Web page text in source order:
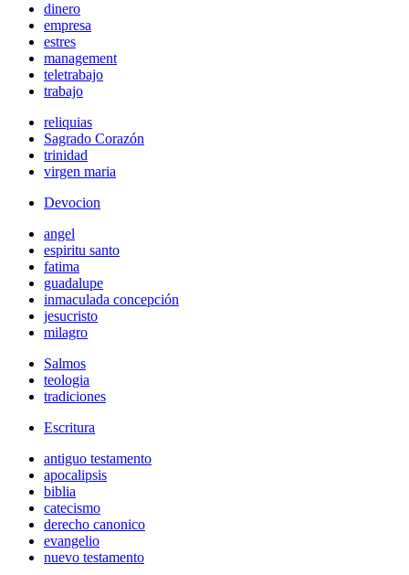
dinero
empresa
estres
management
teletrabajo
trabajo
reliquias
Sagrado Corazón
trinidad
virgen maria
Devocion
angel
espiritu santo
fatima
guadalupe
inmaculada concepción
jesucristo
milagro
Salmos
teologia
tradiciones
Escritura
antiguo testamento
apocalipsis
biblia
catecismo
derecho canonico
evangelio
nuevo testamento